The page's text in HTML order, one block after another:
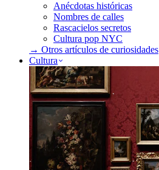
Anécdotas históricas
Nombres de calles
Rascacielos secretos
Cultura pop NYC
→ Otros artículos de curiosidades
Cultura